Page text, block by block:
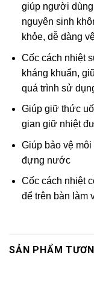
giúp người
nguyên sinh
khỏe, dễ dàng
Cốc cách nhiệt
kháng khuẩn,
quá trình sử
Giúp giữ thức
gian giữ nhiệt
Giúp bảo vệ
đựng nước
Cốc cách nhiệt
để trên bàn làm
SẢN PHẨM